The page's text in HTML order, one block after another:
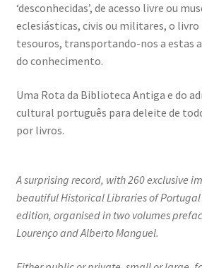
Sentir a Ria
Shades of Sensuality
Sobre|Viver
Teste Ring Portraits com 4 imagens
The Best of Celestial Scenes
Ver o Porto em Brasília
‘desconhecidas’, de acesso livre ou
eclesiásticas, civis ou militares, o livro
tesouros, transportando-nos a estas
do conhecimento.
Uma Rota da Biblioteca Antiga e do
cultural português para deleite de
por livros.
A surprising record, with 260 exclusive
beautiful Historical Libraries of
edition, organised in two volumes
Lourenço and Alberto Manguel.